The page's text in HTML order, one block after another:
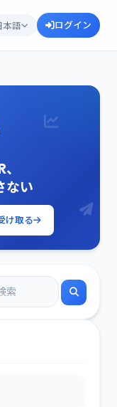
本語 ログイン
ない
け取る